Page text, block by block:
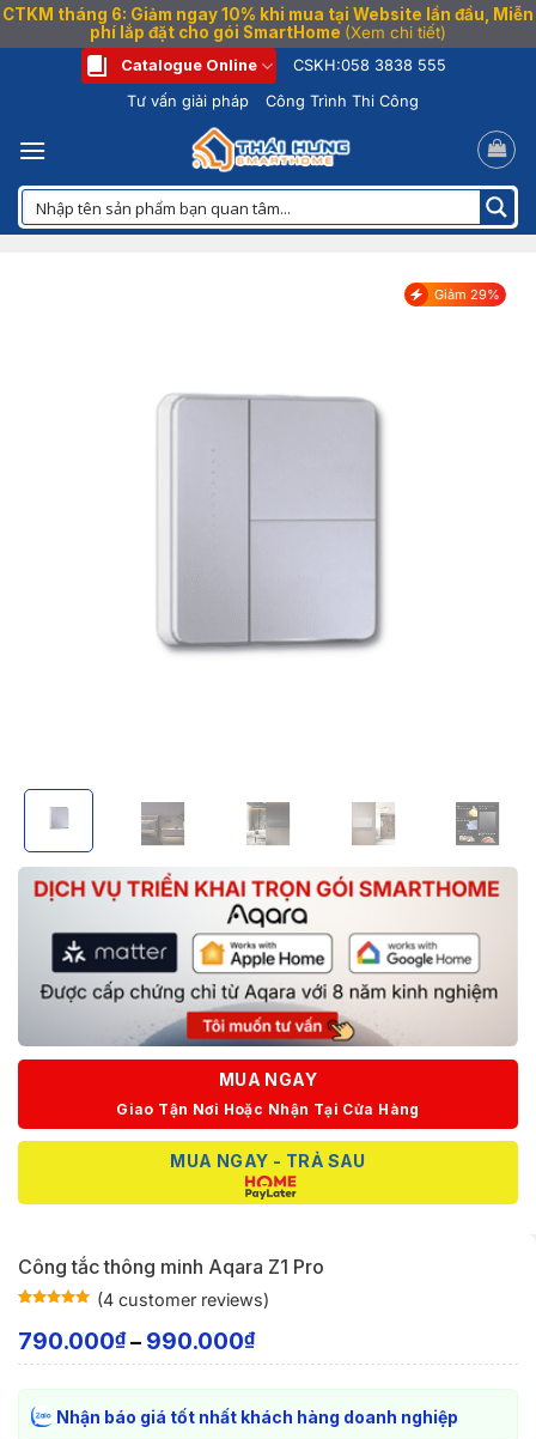
CTKM tháng 6: Giảm ngay 10% khi mua tại Website lần đầu, Miễn
phí lắp đặt cho gói SmartHome (Xem chi tiết)
dung
Catalogue Online CSKH:058 3838 555
Tư vấn giải pháp
Công Trình Thi Công
Giảm 29%
MUA NGAY
Giao Tận Nơi Hoặc Nhận Tại Cửa Hàng
MUA NGAY - TRẢ SAU
Công tắc thông minh Aqara Z1 Pro
of 5 based
on
customer
(4customer reviews)
790.000₫– 990.000₫
Nhận báo giá tốt nhất khách hàng doanh nghiệp